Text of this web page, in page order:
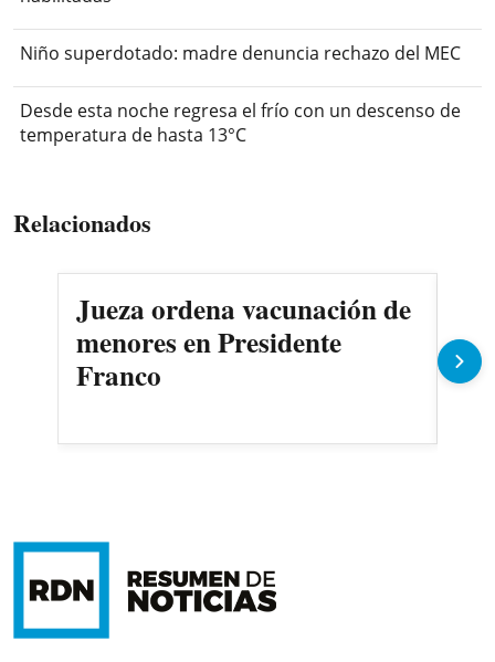
Niño superdotado: madre denuncia rechazo del MEC
Desde esta noche regresa el frío con un descenso de
temperatura de hasta 13°C
Relacionados
Jueza ordena vacunación de
menores en Presidente
Franco